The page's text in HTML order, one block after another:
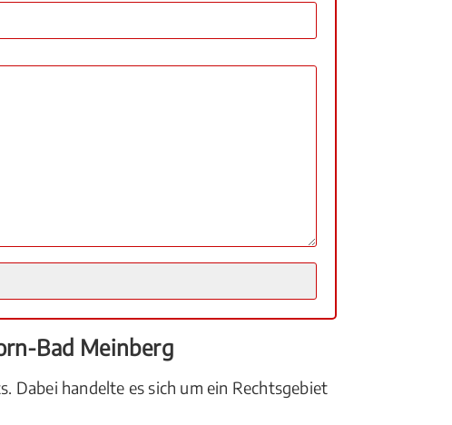
Bad Meinberg
Dabei handelte es sich um ein Rechtsgebiet